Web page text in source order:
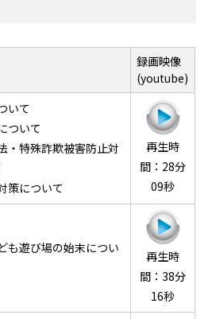
録画映像
(youtube)
いて
ついて
特殊詐欺被害防止対
について
再生時
間：28分
09秒
遊び場の始末につい
再生時
間：38分
16秒